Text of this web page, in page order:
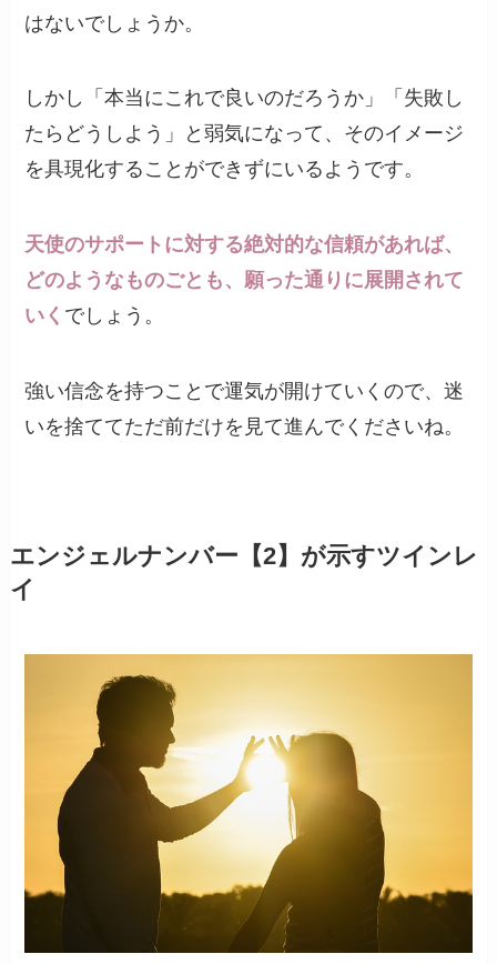
はないでしょうか。
しかし「本当にこれで良いのだろうか」「失敗し
たらどうしよう」と弱気になって、そのイメージ
を具現化することができずにいるようです。
天使のサポートに対する絶対的な信頼があれば、
どのようなものごとも、願った通りに展開されて
いく でしょう。
強い信念を持つことで運気が開けていくので、迷
いを捨ててただ前だけを見て進んでくださいね。
エンジェルナンバー【2】が示すツインレ
イ